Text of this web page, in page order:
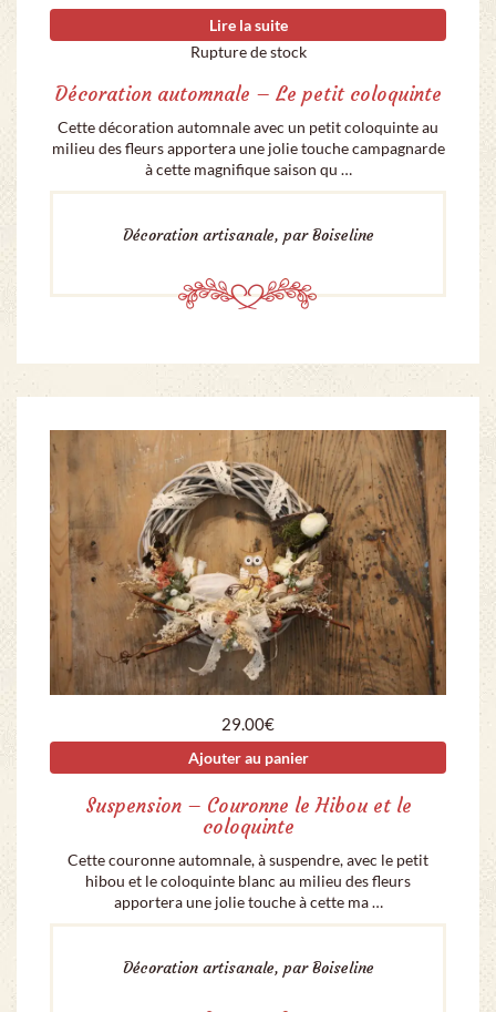
Lire la suite
Rupture de stock
Décoration automnale – Le petit coloquinte
Cette décoration automnale avec un petit coloquinte au
milieu des fleurs apportera une jolie touche campagnarde
à cette magnifique saison qu …
Décoration artisanale, par Boiseline
29.00€
Ajouter au panier
Suspension – Couronne le Hibou et le
coloquinte
Cette couronne automnale, à suspendre, avec le petit
hibou et le coloquinte blanc au milieu des fleurs
apportera une jolie touche à cette ma …
Décoration artisanale, par Boiseline